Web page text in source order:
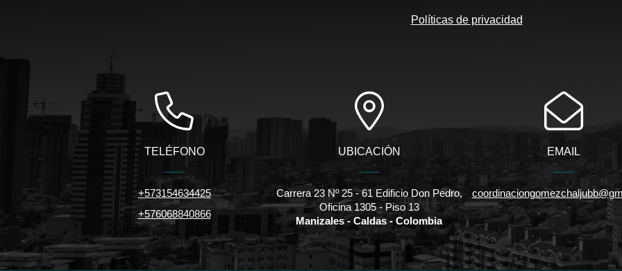
Políticas de privacidad
TELÉFONO
+573154634425
+576068840866
UBICACIÓN
Carrera 23 Nº 25 - 61 Edificio Don Pedro,
Oficina 1305 - Piso 13
Manizales - Caldas - Colombia
EMAIL